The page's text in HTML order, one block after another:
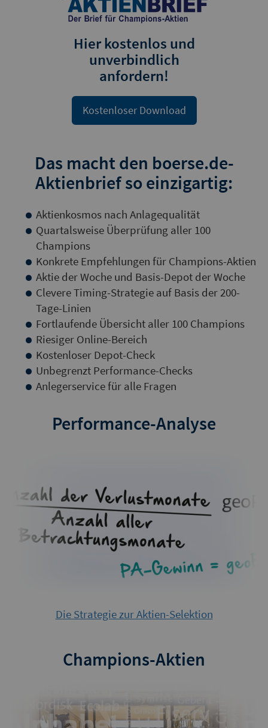
Hier kostenlos und
unverbindlich
anfordern!
Kostenloser Download
Das macht den boerse.de-
Aktienbrief so einzigartig:
Aktienkosmos nach Anlagequalität
Quartalsweise Überprüfung aller 100
Champions
Konkrete Empfehlungen für Champions-Aktien
Aktie der Woche und Basis-Depot der Woche
Clevere Timing-Strategie auf Basis der 200-
Tage-Linien
Fortlaufende Übersicht aller 100 Champions
Riesiger Online-Bereich
Kostenloser Depot-Check
Unbegrenzt Performance-Checks
Anlegerservice für alle Fragen
Performance-Analyse
Die Strategie zur Aktien-Selektion
Champions-Aktien